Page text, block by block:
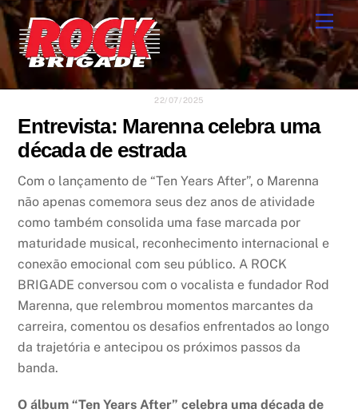
Skip
to
content
22/07/2025
Entrevista: Marenna celebra uma
década de estrada
Com o lançamento de “Ten Years After”, o Marenna
não apenas comemora seus dez anos de atividade
como também consolida uma fase marcada por
maturidade musical, reconhecimento internacional e
conexão emocional com seu público. A ROCK
BRIGADE conversou com o vocalista e fundador Rod
Marenna, que relembrou momentos marcantes da
carreira, comentou os desafios enfrentados ao longo
da trajetória e antecipou os próximos passos da
banda.
O álbum “Ten Years After” celebra uma década de